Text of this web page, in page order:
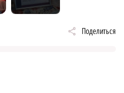
Поделиться